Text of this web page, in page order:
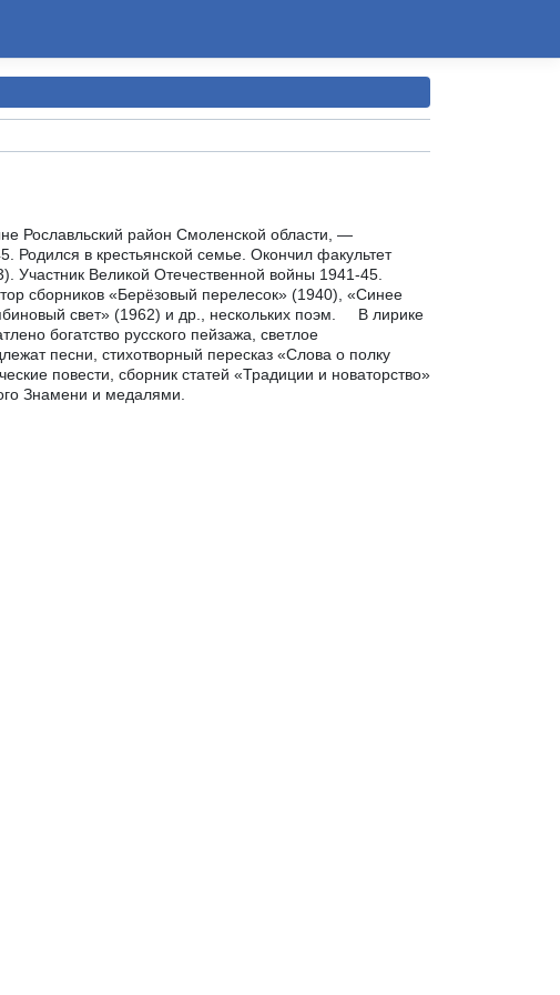
Рославльский район Смоленской области, —
в крестьянской семье. Окончил факультет
Участник Великой Отечественной войны 1941-45.
сборников «Берёзовый перелесок» (1940), «Синее
свет» (1962) и др., нескольких поэм. В лирике
богатство русского пейзажа, светлое
песни, стихотворный пересказ «Слова о полку
повести, сборник статей «Традиции и новаторство»
Знамени и медалями.